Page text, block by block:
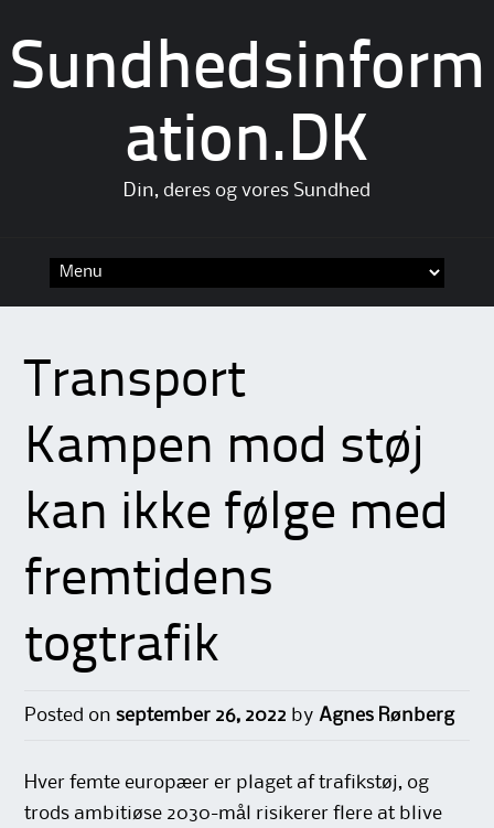
Sundhedsinform
ation.DK
Din, deres og vores Sundhed
Transport
Kampen mod støj
kan ikke følge med
fremtidens
togtrafik
Posted onseptember 26, 2022 by Agnes Rønberg
Hver femte europæer er plaget af trafikstøj, og
trods ambitiøse 2030-mål risikerer flere at blive